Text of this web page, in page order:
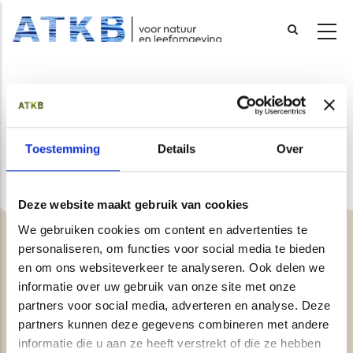
Toestemming Details Over
Deze website maakt gebruik van cookies
We gebruiken cookies om content en advertenties te
personaliseren, om functies voor social media te bieden
en om ons websiteverkeer te analyseren. Ook delen we
informatie over uw gebruik van onze site met onze
partners voor social media, adverteren en analyse. Deze
partners kunnen deze gegevens combineren met andere
informatie die u aan ze heeft verstrekt of die ze hebben
Bodem & Water
Contact
Over ons
Vacatures
Fraudewaarschuwing